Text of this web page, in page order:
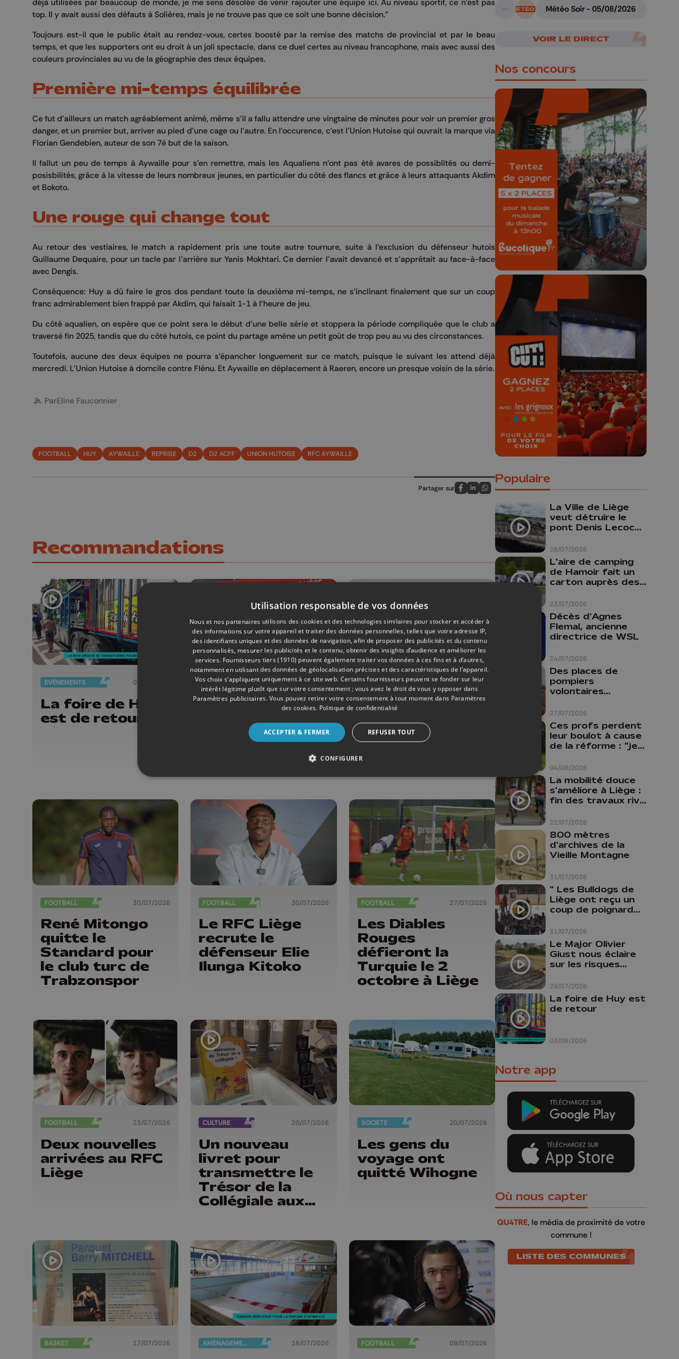
déjà utilisées par beaucoup de monde, je me sens désolée de venir rajouter une équipe ici. Au niveau sportif, ce n'est pas
top. Il y avait aussi des défauts à Solières, mais je ne trouve pas que ce soit une bonne décision."
Toujours est-il que le public était au rendez-vous, certes boosté par la remise des matchs de provincial et par le beau
temps, et que les supporters ont eu droit à un joli spectacle, dans ce duel certes au niveau francophone, mais avec aussi des
couleurs provinciales au vu de la géographie des deux équipes.
Première mi-temps équilibrée
Ce fut d'ailleurs un match agréablement animé, même s'il a fallu attendre une vingtaine de minutes pour voir un premier gros
danger, et un premier but, arriver au pied d'une cage ou l'autre. En l'occurence, c'est l'Union Hutoise qui ouvrait la marque via
Florian Gendebien, auteur de son 7è but de la saison.
Il fallut un peu de temps à Aywaille pour s'en remettre, mais les Aqualiens n'ont pas été avares de possiblités ou demi-
posisbilités, grâce à la vitesse de leurs nombreux jeunes, en particulier du côté des flancs et grâce à leurs attaquants Akdim
et Bokoto.
Une rouge qui change tout
Au retour des vestiaires, le match a rapidement pris une toute autre tournure, suite à l'exclusion du défenseur hutois
Guillaume Dequaire, pour un tacle par l'arrière sur Yanis Mokhtari. Ce dernier l'avait devancé et s'apprêtait au face-à-face
avec Dengis.
Conséquence: Huy a dû faire le gros dos pendant toute la deuxième mi-temps, ne s'inclinant finalement que sur un coup
franc admirablement bien frappé par Akdim, qui faisait 1-1 à l'heure de jeu.
Du côté aqualien, on espère que ce point sera le début d'une belle série et stoppera la période compliquée que le club a
traversé fin 2025, tandis que du côté hutois, ce point du partage amène un petit goût de trop peu au vu des circonstances.
Toutefois, aucune des deux équipes ne pourra s'épancher longuement sur ce match, puisque le suivant les attend déjà
mercredi. L'Union Hutoise à domcile contre Flénu. Et Aywaille en déplacement à Raeren, encore un presque voisin de la série.
ParEline Fauconnier
FOOTBALL HUY AYWAILLE REPRISE D2 D2 ACFF UNION HUTOISE RFC AYWAILLE
Partager sur
Partagez sur FaceBook
Partagez sur LinkedIn
Partagez sur Whatsapp
Recommandations
EVÈNEMENTS 03/08/2026
La foire de Huy
est de retour
FOOTBALL 30/07/2026
Lavalée de
Standard : "
J'avais un goût
FOOTBALL 30/07/2026
Le Liégeois
fin de contrat
avec Reims,
signe à
l'Antwerp
FOOTBALL 30/07/2026
René Mitongo
quitte le
Standard pour
le club turc de
Trabzonspor
FOOTBALL 30/07/2026
Le RFC Liège
recrute le
défenseur Elie
Ilunga Kitoko
FOOTBALL 27/07/2026
Les Diables
Rouges
défieront la
Turquie le 2
octobre à Liège
FOOTBALL 23/07/2026
Deux nouvelles
arrivées au RFC
Liège
CULTURE 20/07/2026
Un nouveau
livret pour
transmettre le
Trésor de la
Collégiale aux
SOCIÉTÉ 20/07/2026
Les gens du
voyage ont
quitté Wihogne
BASKET 17/07/2026 AMÉNAGEMENT DU TERRITOIRE 16/07/2026 FOOTBALL 09/07/2026
A suivre
Météo Soir - 05/08/2026
VOIR LE DIRECT
Nos concours
🎁 Gagnez 5x2
places pour le
Bucolique Ferrières
Festival 🌿🎶
Concours valable jusqu'au 9 août,
23h59.
🎬 Concours CUT x
Les Grignoux ✨
Concours permanent - 2 places à
gagner chaque semaine !
Populaire
28/07/2026
La Ville de Liège
veut détruire le
pont Denis Lecocq
budget pour le
faire
23/07/2026
L'aire de camping
de Hamoir fait un
carton auprès des
24/07/2026
Décès d'Agnes
Flemal, ancienne
directrice de WSL
27/07/2026
Des places de
pompiers
volontaires
province de Liège :
"Un citoyen qui
n'est formé ne
peut pas nous
aider"
04/08/2026
Ces profs perdent
leur boulot à cause
de la réforme : "je
comme prof que
comme
pharmacienne"
22/07/2026
La mobilité douce
s'améliore à Liège :
fin des travaux rive
cyclo-piétonnes
Avroy et
Guillemins...
31/07/2026
800 mètres
d'archives de la
Vieille Montagne
31/07/2026
" Les Bulldogs de
Liège ont reçu un
coup de poignard
29/07/2026
Le Major Olivier
Giust nous éclaire
sur les risques
Belgique : "Un
incendie comme en
Gironde ne pourrait
pas avoir lieu chez
03/08/2026
La foire de Huy est
de retour
Notre app
Où nous capter
QU4TRE, le média de proximité de votre
commune !
LISTE DES COMMUNES
Utilisation responsable de vos données
Nous et nos partenaires utilisons des cookies et des technologies similaires pour stocker et accéder à
des informations sur votre appareil et traiter des données personnelles, telles que votre adresse IP,
des identifiants uniques et des données de navigation, afin de proposer des publicités et du contenu
personnalisés, mesurer les publicités et le contenu, obtenir des insights d’audience et améliorer les
services. Fournisseurs tiers (1910) peuvent également traiter vos données à ces fins et à d’autres,
notamment en utilisant des données de géolocalisation précises et des caractéristiques de l’appareil.
Vos choix s’appliquent uniquement à ce site web. Certains fournisseurs peuvent se fonder sur leur
intérêt légitime plutôt que sur votre consentement ; vous avez le droit de vous y opposer dans
Paramètres publicitaires. Vous pouvez retirer votre consentement à tout moment dans Paramètres
des cookies. Politique de confidentialité
ACCEPTER & FERMER REFUSER TOUT
CONFIGURER